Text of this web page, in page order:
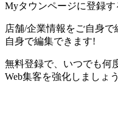
Myタウンページに登録す
店舗/企業情報をご自身で
自身で編集できます!
無料登録で、いつでも何
Web集客を強化しましょう